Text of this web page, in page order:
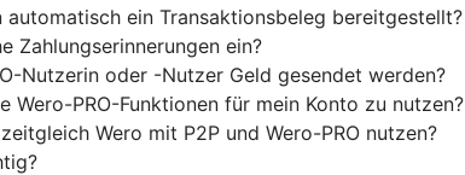
ein Transaktionsbeleg bereitgestellt?
Zahlungserinnerungen ein?
Nutzerin oder -Nutzer Geld gesendet werden?
Wero-PRO-Funktionen für mein Konto zu nutzen?
Wero mit P2P und Wero-PRO nutzen?